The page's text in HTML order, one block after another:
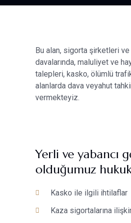
Bu alan, sigorta şirketleri
davalarında, maluliyet ve
talepleri, kasko, ölümlü
alanlarda dava veyahut
vermekteyiz.
Yerli ve yabancı
olduğumuz
Kasko ile ilgili ihtilaflar
Kaza sigortalarına